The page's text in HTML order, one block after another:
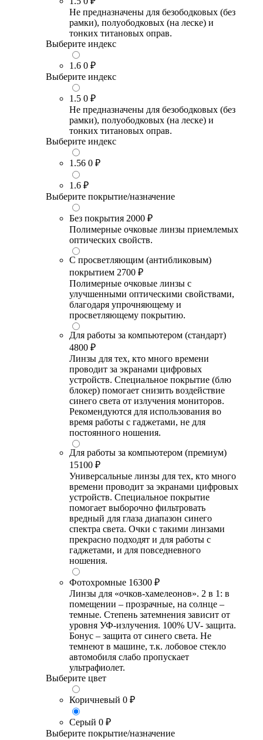
Не предназначены для безободковых (без
рамки), полуободковых (на леске) и
тонких титановых оправ.
Выберите индекс
1.6 0 ₽
Выберите индекс
1.5 0 ₽
Не предназначены для безободковых (без
рамки), полуободковых (на леске) и
тонких титановых оправ.
Выберите индекс
1.56 0 ₽
1.6 ₽
Выберите покрытие/назначение
Без покрытия 2000 ₽
Полимерные очковые линзы приемлемых
оптических свойств.
С просветляющим (антибликовым)
покрытием 2700 ₽
Полимерные очковые линзы с
улучшенными оптическими свойствами,
благодаря упрочняющему и
просветляющему покрытию.
Для работы за компьютером (стандарт)
4800 ₽
Линзы для тех, кто много времени
проводит за экранами цифровых
устройств. Специальное покрытие (блю
блокер) помогает снизить воздействие
синего света от излучения мониторов.
Рекомендуются для использования во
время работы с гаджетами, не для
постоянного ношения.
Для работы за компьютером (премиум)
15100 ₽
Универсальные линзы для тех, кто много
времени проводит за экранами цифровых
устройств. Специальное покрытие
помогает выборочно фильтровать
вредный для глаза диапазон синего
спектра света. Очки с такими линзами
прекрасно подходят и для работы с
гаджетами, и для повседневного
ношения.
Фотохромные 16300 ₽
Линзы для «очков-хамелеонов». 2 в 1: в
помещении – прозрачные, на солнце –
темные. Степень затемнения зависит от
уровня УФ-излучения. 100% UV- защита.
Бонус – защита от синего света. Не
темнеют в машине, т.к. лобовое стекло
автомобиля слабо пропускает
ультрафиолет.
Выберите цвет
Коричневый 0 ₽
Серый 0 ₽
Выберите покрытие/назначение